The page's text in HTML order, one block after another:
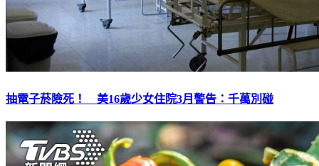
抽電子菸險死！ 美16歲少女住院3月警告：千萬別碰